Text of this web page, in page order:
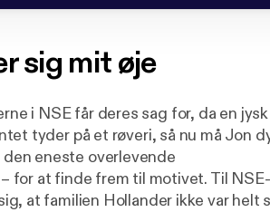
sig mit øje
i NSE får deres sag for, da en
tyder på et røveri, så nu må Jon
eneste overlevende
for at finde frem til motivet. Til
at familien Hollander ikke var helt